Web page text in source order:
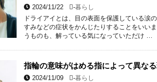
2024/11/22 -暮らし
ドライアイとは、目の表面を保護している涙
すみなどの症状をかんじたりすることをいい
うものも、解っている気になっていただけ …
指輪の意味がはめる指によって異な
2024/11/09 -暮らし